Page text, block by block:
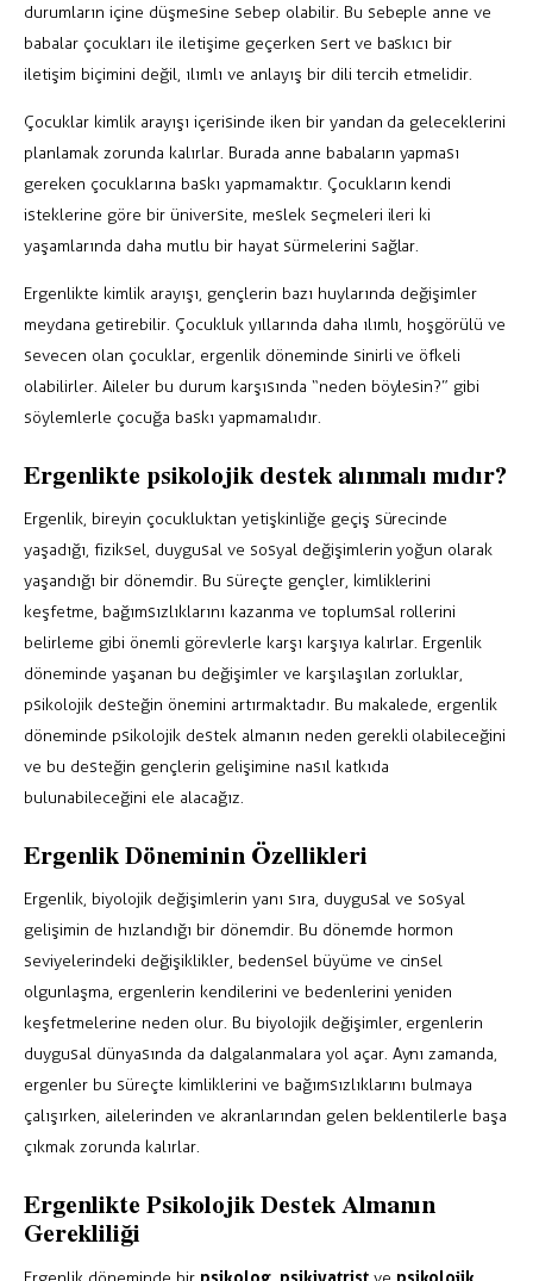
durumların içine düşmesine sebep olabilir. Bu sebeple anne ve
babalar çocukları ile iletişime geçerken sert ve baskıcı bir
iletişim biçimini değil, ılımlı ve anlayış bir dili tercih etmelidir.
Çocuklar kimlik arayışı içerisinde iken bir yandan da geleceklerini
planlamak zorunda kalırlar. Burada anne babaların yapması
gereken çocuklarına baskı yapmamaktır. Çocukların kendi
isteklerine göre bir üniversite, meslek seçmeleri ileri ki
yaşamlarında daha mutlu bir hayat sürmelerini sağlar.
Ergenlikte kimlik arayışı, gençlerin bazı huylarında değişimler
meydana getirebilir. Çocukluk yıllarında daha ılımlı, hoşgörülü ve
sevecen olan çocuklar, ergenlik döneminde sinirli ve öfkeli
olabilirler. Aileler bu durum karşısında “neden böylesin?” gibi
söylemlerle çocuğa baskı yapmamalıdır.
Ergenlikte psikolojik destek alınmalı mıdır?
Ergenlik, bireyin çocukluktan yetişkinliğe geçiş sürecinde
yaşadığı, fiziksel, duygusal ve sosyal değişimlerin yoğun olarak
yaşandığı bir dönemdir. Bu süreçte gençler, kimliklerini
keşfetme, bağımsızlıklarını kazanma ve toplumsal rollerini
belirleme gibi önemli görevlerle karşı karşıya kalırlar. Ergenlik
döneminde yaşanan bu değişimler ve karşılaşılan zorluklar,
psikolojik desteğin önemini artırmaktadır. Bu makalede, ergenlik
döneminde psikolojik destek almanın neden gerekli olabileceğini
ve bu desteğin gençlerin gelişimine nasıl katkıda
bulunabileceğini ele alacağız.
Ergenlik Döneminin Özellikleri
Ergenlik, biyolojik değişimlerin yanı sıra, duygusal ve sosyal
gelişimin de hızlandığı bir dönemdir. Bu dönemde hormon
seviyelerindeki değişiklikler, bedensel büyüme ve cinsel
olgunlaşma, ergenlerin kendilerini ve bedenlerini yeniden
keşfetmelerine neden olur. Bu biyolojik değişimler, ergenlerin
duygusal dünyasında da dalgalanmalara yol açar. Aynı zamanda,
ergenler bu süreçte kimliklerini ve bağımsızlıklarını bulmaya
çalışırken, ailelerinden ve akranlarından gelen beklentilerle başa
çıkmak zorunda kalırlar.
Ergenlikte Psikolojik Destek Almanın
Gerekliliği
psikolog, psikiyatrist psikolojik